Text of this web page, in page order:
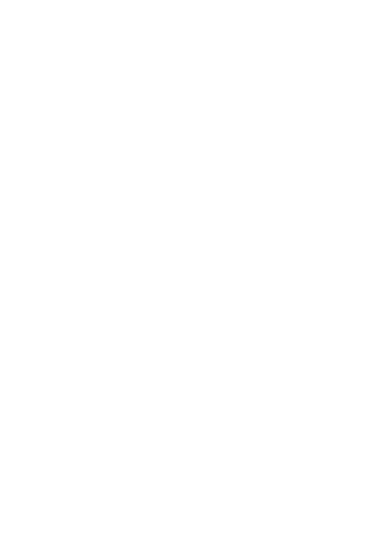
incaltaminte, coafuri, tunsori, desene de colorat, poze cu modele de manichiuri!❤️